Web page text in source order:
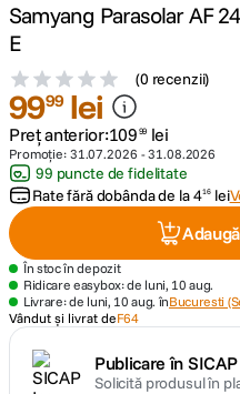
4. peak design
canon sx740 hs
lavaliera
7. sony fx
card memorie
9. dji mic mini
dji osmo
Samyang Parasolar AF
E
(0 recenzii)
9999 lei
Preț anterior:109 99 lei
Promoție: 31.07.2026 -31.08.2026
99 puncte de fidelitate
Rate fără dobânda de la416 lei
În stoc în depozit
Ridicare easybox: de luni, 10 aug.
Livrare: de luni, 10 aug. înBucuresti
Vândut și livrat deF64
Publicare în SICAP
Solicită produsul în